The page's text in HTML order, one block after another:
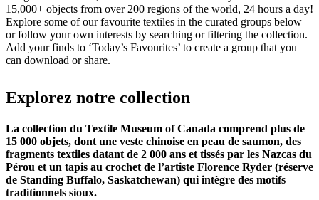
15,000+ objects from over 200 regions of the world, 24 hours a day!
Explore some of our favourite textiles in the curated groups below
or follow your own interests by searching or filtering the collection.
Add your finds to ‘Today’s Favourites’ to create a group that you
can download or share.
Explorez notre collection
La collection du Textile Museum of Canada comprend plus de
15 000 objets, dont une veste chinoise en peau de saumon, des
fragments textiles datant de 2 000 ans et tissés par les Nazcas du
Pérou et un tapis au crochet de l’artiste Florence Ryder (réserve
de Standing Buffalo, Saskatchewan) qui intègre des motifs
traditionnels sioux.